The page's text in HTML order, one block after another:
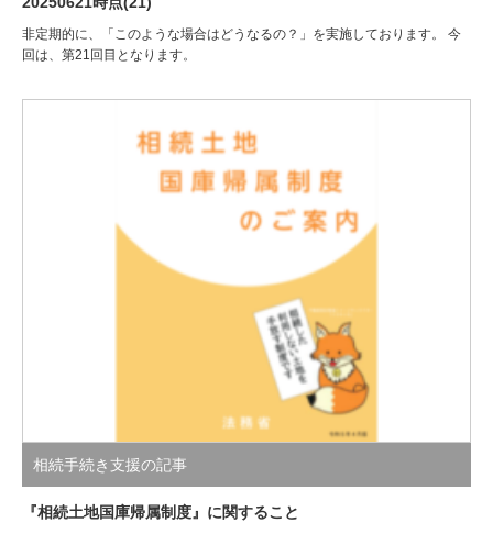
非定期的に、「このような場合はどうなるの？」を実施しております。 今
回は、第21回目となります。
相続手続き支援の記事
『相続土地国庫帰属制度』に関すること